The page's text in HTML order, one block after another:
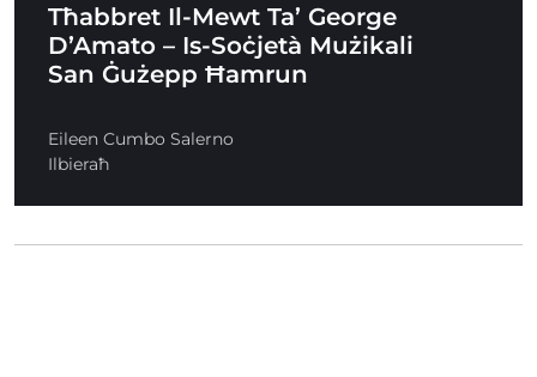
Tħabbret Il-Mewt Ta’ George
D’Amato – Is-Soċjetà Mużikali
San Ġużepp Ħamrun
Eileen Cumbo Salerno
Ilbieraħ